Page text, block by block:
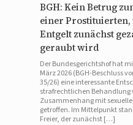
BGH: Kein Betrug
einer Prostituierten,
Entgelt zunächst
geraubt wird
Der Bundesgerichtshof hat
März 2026 (BGH-Beschluss
35/26) eine interessante
strafrechtlichen Behandlung
Zusammenhang mit
getroffen. Im Mittelpunkt
Freier, der zunächst […]